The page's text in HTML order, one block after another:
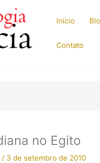
Início
Contato
no Egito
/ 3 de setembro de 2010